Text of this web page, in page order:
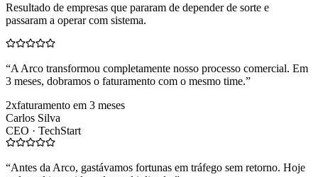
Resultado de empresas que pararam de depender de sorte e
passaram a operar com sistema.
“A Arco transformou completamente nosso processo comercial. Em
3 meses, dobramos o faturamento com o mesmo time.”
2xfaturamento em 3 meses
Carlos Silva
CEO · TechStart
“Antes da Arco, gastávamos fortunas em tráfego sem retorno. Hoje